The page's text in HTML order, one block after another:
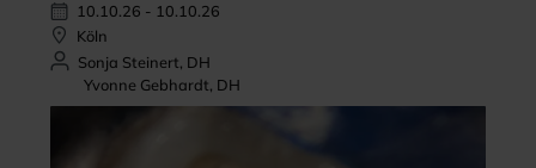
10.10.26 - 10.10.26
Köln
Sonja Steinert, DH
Yvonne Gebhardt, DH